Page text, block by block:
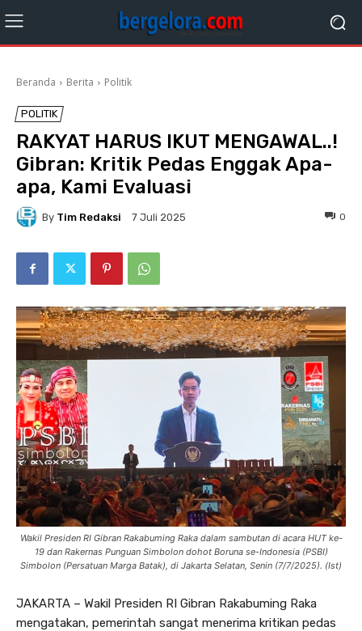
Beranda Berita Politik
POLITIK
RAKYAT HARUS IKUT MENGAWAL..!
Gibran: Kritik Pedas Enggak Apa-
apa, Kami Evaluasi
By Tim Redaksi 7 Juli 2025 0
Wakil Presiden RI Gibran Rakabuming Raka dalam sambutan di acara HUT ke-
19 dan Rakernas Punguan Simbolon dohot Boruna se-Indonesia (PSBI)
Simbolon (Persatuan Marga Batak), di Jakarta Selatan, Senin (7/7/2025). (Ist)
JAKARTA – Wakil Presiden RI Gibran Rakabuming Raka
mengatakan, pemerintah sangat menerima kritikan pedas